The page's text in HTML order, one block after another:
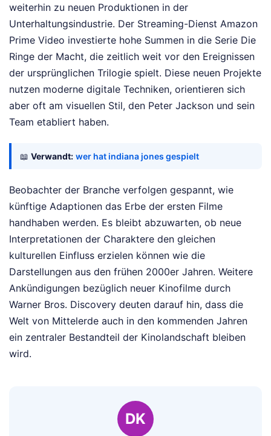
weiterhin zu neuen Produktionen in der
Unterhaltungsindustrie. Der Streaming-Dienst Amazon
Prime Video investierte hohe Summen in die Serie Die
Ringe der Macht, die zeitlich weit vor den Ereignissen
der ursprünglichen Trilogie spielt. Diese neuen Projekte
nutzen moderne digitale Techniken, orientieren sich
aber oft am visuellen Stil, den Peter Jackson und sein
Team etabliert haben.
📖 Verwandt: wer hat indiana jones gespielt
Beobachter der Branche verfolgen gespannt, wie
künftige Adaptionen das Erbe der ersten Filme
handhaben werden. Es bleibt abzuwarten, ob neue
Interpretationen der Charaktere den gleichen
kulturellen Einfluss erzielen können wie die
Darstellungen aus den frühen 2000er Jahren. Weitere
Ankündigungen bezüglich neuer Kinofilme durch
Warner Bros. Discovery deuten darauf hin, dass die
Welt von Mittelerde auch in den kommenden Jahren
ein zentraler Bestandteil der Kinolandschaft bleiben
wird.
DK